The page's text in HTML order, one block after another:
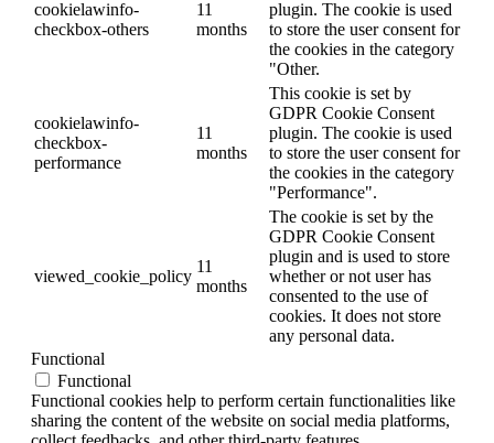
cookielawinfo-
checkbox-others
11
months
plugin. The cookie is used
to store the user consent for
the cookies in the category
"Other.
cookielawinfo-
checkbox-
performance
11
months
This cookie is set by
GDPR Cookie Consent
plugin. The cookie is used
to store the user consent for
the cookies in the category
"Performance".
viewed_cookie_policy
11
months
The cookie is set by the
GDPR Cookie Consent
plugin and is used to store
whether or not user has
consented to the use of
cookies. It does not store
any personal data.
Functional
Functional
Functional cookies help to perform certain functionalities like
sharing the content of the website on social media platforms,